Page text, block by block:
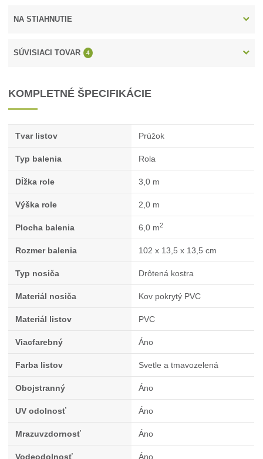
NA STIAHNUTIE
SÚVISIACI TOVAR 4
KOMPLETNÉ ŠPECIFIKÁCIE
Tvar listov Prúžok
Typ balenia Rola
Dĺžka role 3,0 m
Výška role 2,0 m
Plocha balenia 6,0 m2
Rozmer balenia 102 x 13,5 x 13,5 cm
Typ nosiča Drôtená kostra
Materiál nosiča Kov pokrytý PVC
Materiál listov PVC
Viacfarebný Áno
Farba listov Svetle a tmavozelená
Obojstranný Áno
UV odolnosť Áno
Mrazuvzdornosť Áno
Vodeodolnosť Áno